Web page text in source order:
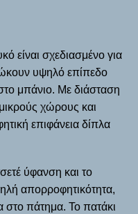
είναι σχεδιασμένο για
υψηλό επίπεδο
μπάνιο. Με διάσταση
χώρους και
επιφάνεια δίπλα
ύφανση και το
απορροφητικότητα,
στο πάτημα. Το πατάκι